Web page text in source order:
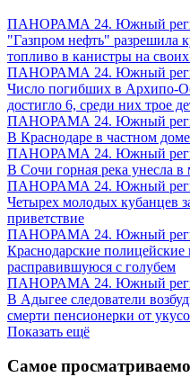
ПАНОРАМА 24. Южный
"Газпром нефть" разрешила
топливо в канистры на своих
ПАНОРАМА 24. Южный
Число погибших в Архипо-
достигло 6, среди них трое
ПАНОРАМА 24. Южный
В Краснодаре в частном
ПАНОРАМА 24. Южный
В Сочи горная река унесла
ПАНОРАМА 24. Южный
Четырех молодых кубанцев
приветствие
ПАНОРАМА 24. Южный
Краснодарские
расправившуюся с голубем
ПАНОРАМА 24. Южный
В Адыгее следователи
смерти пенсионерки от
Показать ещё
Самое